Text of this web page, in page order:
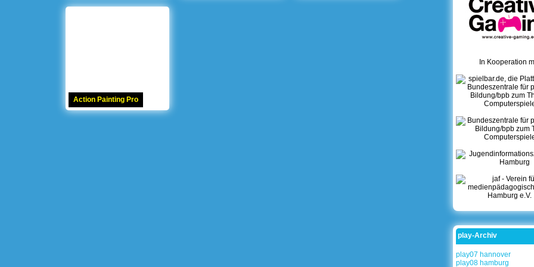
Action Painting Pro
In Kooperation
play-Archiv
play07 hannover
play08 hamburg